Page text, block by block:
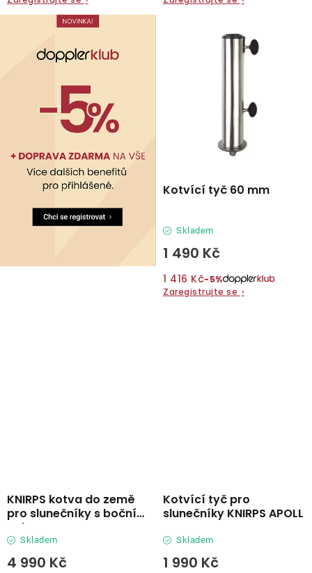
Kontakty
Kotvící tyč 60 mm
Skladem
1 490 Kč
1 416 Kč−5%
Zaregistrujte se ›
KNIRPS kotva do země
pro slunečníky s boční
nohou
Skladem
4 990 Kč
Kotvící tyč pro
slunečníky KNIRPS APOLL
Skladem
1 990 Kč